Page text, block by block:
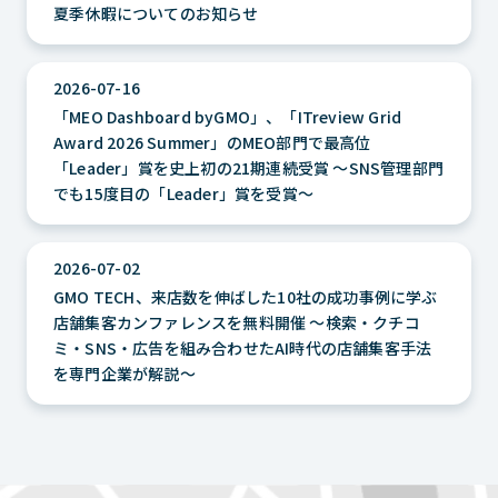
夏季休暇についてのお知らせ
2026-07-16
「MEO Dashboard byGMO」、「ITreview Grid
Award 2026 Summer」のMEO部門で最高位
「Leader」賞を史上初の21期連続受賞 ～SNS管理部門
でも15度目の「Leader」賞を受賞～
2026-07-02
GMO TECH、来店数を伸ばした10社の成功事例に学ぶ
店舗集客カンファレンスを無料開催 ～検索・クチコ
ミ・SNS・広告を組み合わせたAI時代の店舗集客手法
を専門企業が解説～